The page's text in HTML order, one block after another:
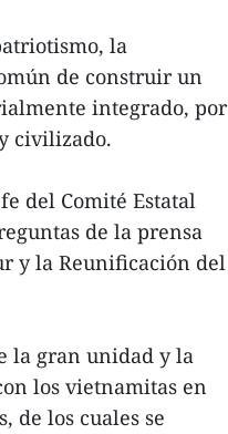
la
de construir un
integrado, por
civilizado.
del Comité Estatal
de la prensa
y la Reunificación del
la gran unidad y la
los vietnamitas en
de los cuales se